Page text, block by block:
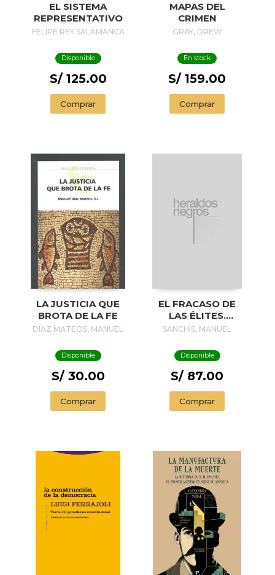
EL SISTEMA
REPRESENTATIVO
FELIPE REY SALAMANCA
Disponible
S/ 125.00
Comprar
MAPAS DEL
CRIMEN
GRAY, DREW
En stock
S/ 159.00
Comprar
LA JUSTICIA QUE
BROTA DE LA FE
DÍAZ MATEOS, MANUEL
Disponible
S/ 30.00
Comprar
EL FRACASO DE
LAS ÉLITES.
LECCIONES Y
LA GRAN CRISIS
SANCHÍS, MANUEL
Disponible
S/ 87.00
Comprar